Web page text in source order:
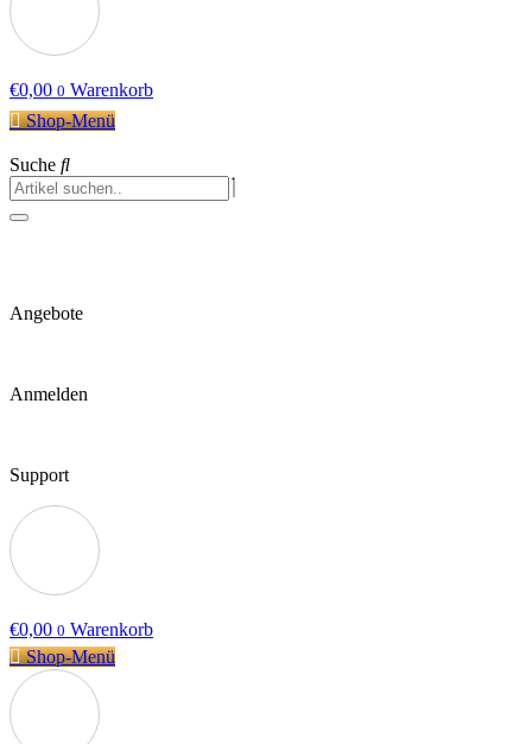
€0,00 0 Warenkorb
Shop-Menü
Suche
Angebote
Anmelden
Support
€0,00 0 Warenkorb
Shop-Menü